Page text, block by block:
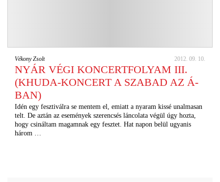
Vékony Zsolt 2012. 09. 10.
NYÁR VÉGI KONCERTFOLYAM III.
(KHUDA-KONCERT A SZABAD AZ Á-
BAN)
Idén egy fesztiválra se mentem el, emiatt a nyaram kissé unalmasan
telt. De aztán az események szerencsés láncolata végül úgy hozta,
hogy csináltam magamnak egy fesztet. Hat napon belül ugyanis
három …